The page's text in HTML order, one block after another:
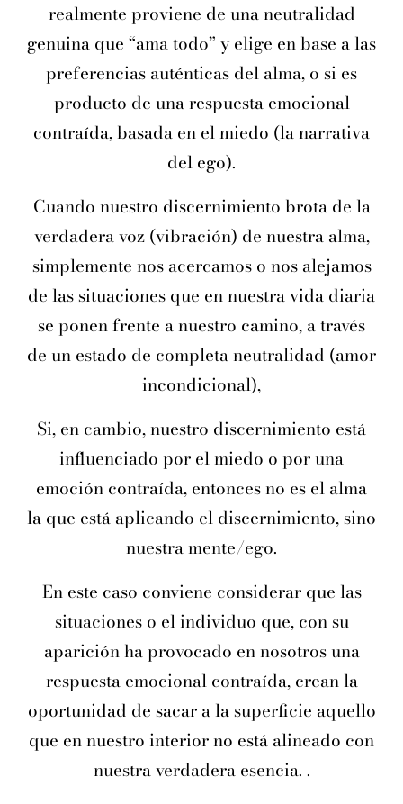
realmente proviene de una neutralidad
genuina que “ama todo” y elige en base a las
preferencias auténticas del alma, o si es
producto de una respuesta emocional
contraída, basada en el miedo (la narrativa
del ego).
Cuando nuestro discernimiento brota de la
verdadera voz (vibración) de nuestra alma,
simplemente nos acercamos o nos alejamos
de las situaciones que en nuestra vida diaria
se ponen frente a nuestro camino, a través
de un estado de completa neutralidad (amor
incondicional),
Si, en cambio, nuestro discernimiento está
influenciado por el miedo o por una
emoción contraída, entonces no es el alma
la que está aplicando el discernimiento, sino
nuestra mente/ego.
En este caso conviene considerar que las
situaciones o el individuo que, con su
aparición ha provocado en nosotros una
respuesta emocional contraída, crean la
oportunidad de sacar a la superficie aquello
que en nuestro interior no está alineado con
nuestra verdadera esencia. .